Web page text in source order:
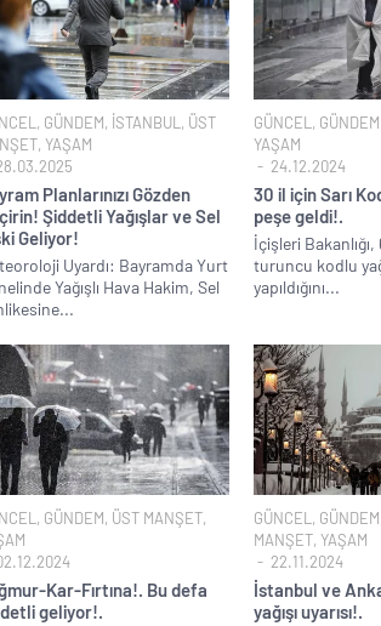
Bay Kemal gibi şimdiden
ABD’de de 25 eyalet Trump
Brent petrol çakıldı!.
Rüşvet ve yolsuzluktan
İngilizler 12. adamları Özgür
Uğur Mumcu dosyası 33 yıl
CHP Lideri Kılıçdaoğlu’ndan
Denize döktüğümüz(!)
TÜİK kira zam oranını yüzde 31
Etimesgut Belediye Başkanı
Ekrem İmamoğlu dahil 53
Merkez Bankası’nın toplam
, GÜNDEM, İSTANBUL , ÜST
, YAŞAM
Planlarınızı Gözden
Şiddetli Yağışlar ve Sel
Geliyor!
Uyardı: Bayramda Yurt
Yağışlı Hava Hakim, Sel
GÜNCEL , GÜNDEM
YAŞAM
24.12.2024
30 il için Sarı
peşe geldi!.
İçişleri
turuncu kodlu
yapıldığını...
, GÜNDEM, ÜST MANŞET,
Kar-Fırtına!. Bu defa
geliyor!.
GÜNCEL , GÜNDEM
MANŞET, YAŞAM
22.11.2024
İstanbul ve
yağışı uyarısı!.